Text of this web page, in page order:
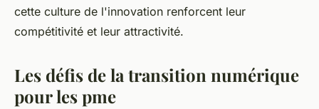
cette culture de l'innovation renforcent leur
compétitivité et leur attractivité.
Les défis de la transition numérique
pour les pme